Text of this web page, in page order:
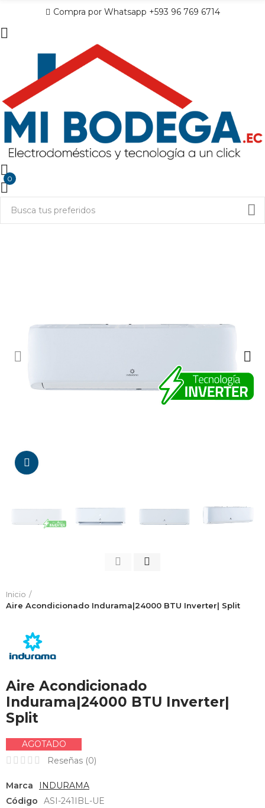
Compra por Whatsapp +593 96 769 6714
0
Inicio
Aire Acondicionado Indurama|24000 BTU Inverter| Split
Aire Acondicionado
Indurama|24000 BTU Inverter|
Split
AGOTADO
Reseñas (0)
Marca
INDURAMA
Código
ASI-241IBL-UE